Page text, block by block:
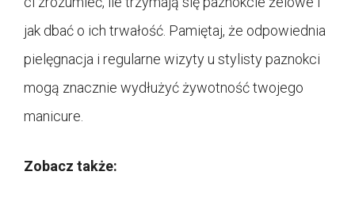
jak dbać o ich trwałość. Pamiętaj, że odpowiednia
pielęgnacja i regularne wizyty u stylisty paznokci
mogą znacznie wydłużyć żywotność twojego
manicure.
Zobacz także: